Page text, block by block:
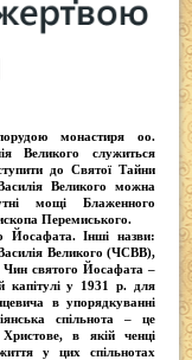
монастиря оо.
Великого служиться
до Святої Тайни
Великого можна
мощі Блаженного
Перемиського.
Йосафата. Інші назви:
Великого (ЧСВВ),
Чин святого Йосафата –
капітулі у 1931 р. для
в упорядкуванні
спільнота – це
в якій ченці
у цих спільнотах